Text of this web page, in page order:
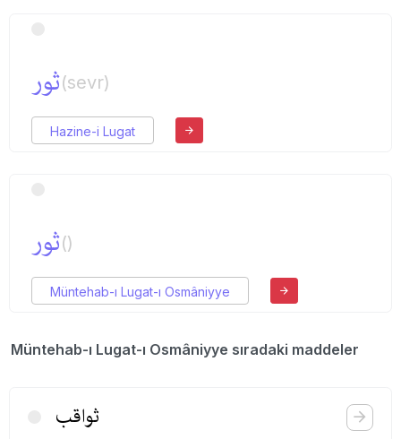
ثور(sevr)
Hazine-i Lugat
ثور()
Müntehab-ı Lugat-ı Osmâniyye
Müntehab-ı Lugat-ı Osmâniyye sıradaki maddeler
ثواقب